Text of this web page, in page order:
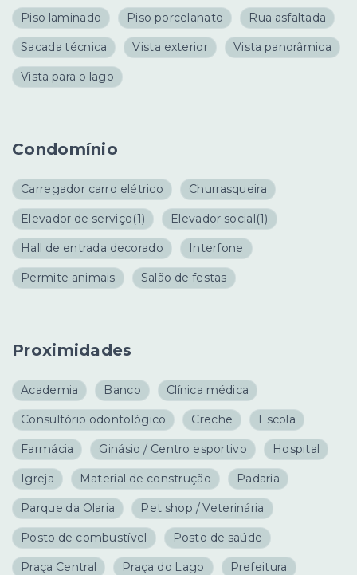
Piso laminado Piso porcelanato Rua asfaltada
Sacada técnica Vista exterior Vista panorâmica
Vista para o lago
Condomínio
Carregador carro elétrico Churrasqueira
Elevador de serviço(1) Elevador social(1)
Hall de entrada decorado Interfone
Permite animais Salão de festas
Proximidades
Academia Banco Clínica médica
Consultório odontológico Creche Escola
Farmácia Ginásio / Centro esportivo Hospital
Igreja Material de construção Padaria
Parque da Olaria Pet shop / Veterinária
Posto de combustível Posto de saúde
Praça Central Praça do Lago Prefeitura